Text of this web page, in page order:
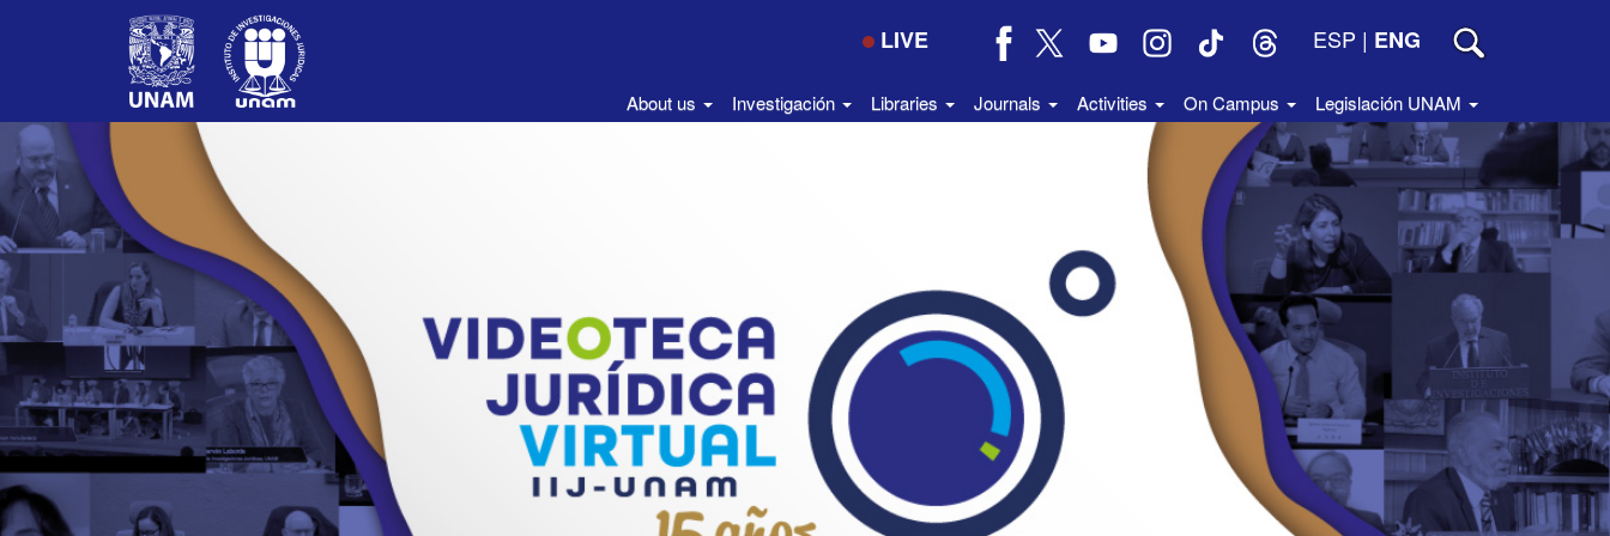
LIVE ESP | ENG
About us Investigación Libraries Journals Activities On Campus Legislación UNAM